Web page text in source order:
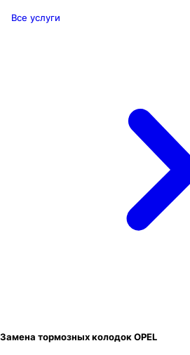
Все услуги
Замена тормозных колодок OPEL